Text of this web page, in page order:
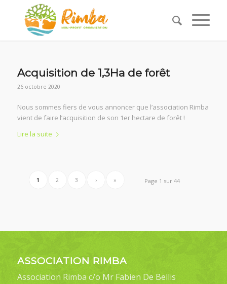
Acquisition de 1,3Ha de forêt
26 octobre 2020
Nous sommes fiers de vous annoncer que l’association Rimba
vient de faire l’acquisition de son 1er hectare de forêt !
Lire la suite
Page 1 sur 44
1 2 3 › »
ASSOCIATION RIMBA
Association Rimba c/o Mr Fabien De Bellis